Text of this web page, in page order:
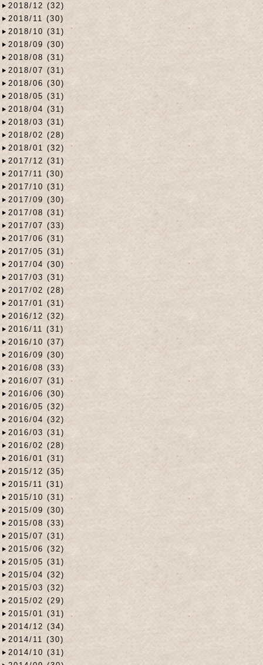
2018/12 (32)
2018/11 (30)
2018/10 (31)
2018/09 (30)
2018/08 (31)
2018/07 (31)
2018/06 (30)
2018/05 (31)
2018/04 (31)
2018/03 (31)
2018/02 (28)
2018/01 (32)
2017/12 (31)
2017/11 (30)
2017/10 (31)
2017/09 (30)
2017/08 (31)
2017/07 (33)
2017/06 (31)
2017/05 (31)
2017/04 (30)
2017/03 (31)
2017/02 (28)
2017/01 (31)
2016/12 (32)
2016/11 (31)
2016/10 (37)
2016/09 (30)
2016/08 (33)
2016/07 (31)
2016/06 (30)
2016/05 (32)
2016/04 (32)
2016/03 (31)
2016/02 (28)
2016/01 (31)
2015/12 (35)
2015/11 (31)
2015/10 (31)
2015/09 (30)
2015/08 (33)
2015/07 (31)
2015/06 (32)
2015/05 (31)
2015/04 (32)
2015/03 (32)
2015/02 (29)
2015/01 (31)
2014/12 (34)
2014/11 (30)
2014/10 (31)